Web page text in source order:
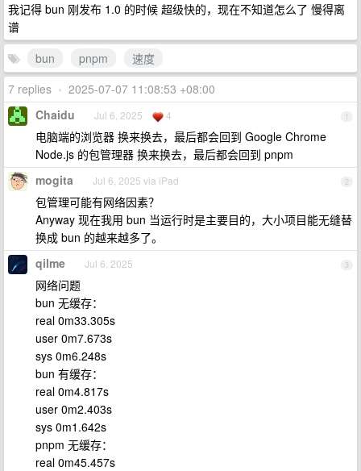
我记得 bun 刚发布 1.0 的时候 超级快的，现在不知道怎么了 慢得离
谱
bun
pnpm
速度
7 replies • 2025-07-07 11:08:53 +08:00
1
Chaidu Jul 6, 2025 4
电脑端的浏览器 换来换去，最后都会回到 Google Chrome
Node.js 的包管理器 换来换去，最后都会回到 pnpm
2
mogita Jul 6, 2025 via iPad
包管理可能有网络因素？
Anyway 现在我用 bun 当运行时是主要目的，大小项目能无缝替
换成 bun 的越来越多了。
3
qilme Jul 6, 2025
网络问题
bun 无缓存：
real 0m33.305s
user 0m7.673s
sys 0m6.248s
bun 有缓存：
real 0m4.817s
user 0m2.403s
sys 0m1.642s
pnpm 无缓存：
real 0m45.457s